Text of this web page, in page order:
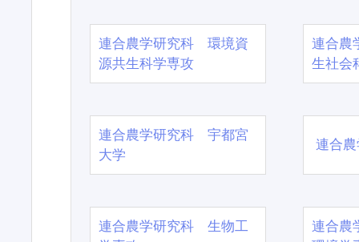
連合農学研究科 環境資
源共生科学専攻
連合農
生社会
連合農学研究科 宇都宮
大学
連合
連合農学研究科 生物工
連合農